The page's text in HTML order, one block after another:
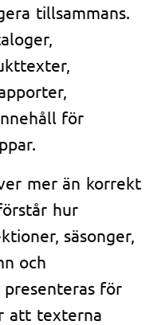
tillsammans.
för
mer än korrekt
hur
säsonger,
och
för
att texterna